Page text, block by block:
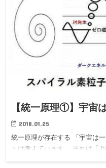
【統一原理①】宇宙
2018.01.25
統一原理が存在する 「宇宙は
トは考えています。 それは「